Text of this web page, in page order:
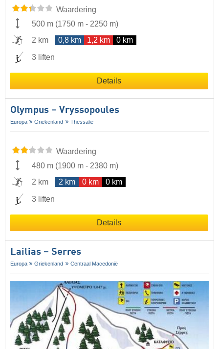
Waardering
500 m (1750 m - 2250 m)
2 km
0,8 km 1,2 km 0 km
3 liften
Details
Olympus – Vryssopoules
Europa Griekenland Thessalië
Waardering
480 m (1900 m - 2380 m)
2 km
2 km 0 km 0 km
3 liften
Details
Lailias – Serres
Europa Griekenland Centraal Macedonië